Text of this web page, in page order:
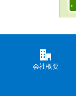
会社概要